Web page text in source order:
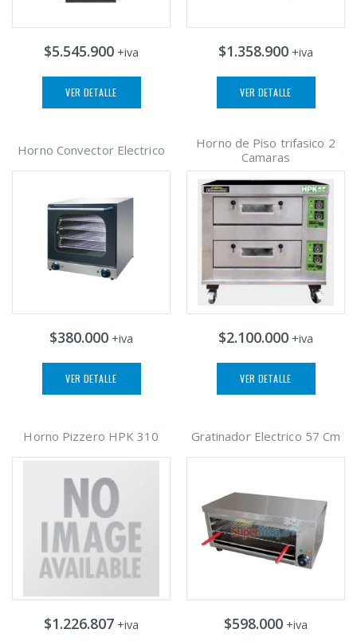
$5.545.900 +iva
VER DETALLE
$1.358.900 +iva
VER DETALLE
Horno Convector Electrico
$380.000 +iva
VER DETALLE
Horno de Piso trifasico 2
Camaras
$2.100.000 +iva
VER DETALLE
Horno Pizzero HPK 310
$1.226.807 +iva
Gratinador Electrico 57 Cm
$598.000 +iva